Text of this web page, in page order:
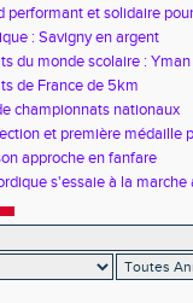
performant et solidaire
: Savigny en argent
du monde scolaire :
de France de 5km
championnats nationaux
et première médaille
approche en fanfare
s'essaie à la